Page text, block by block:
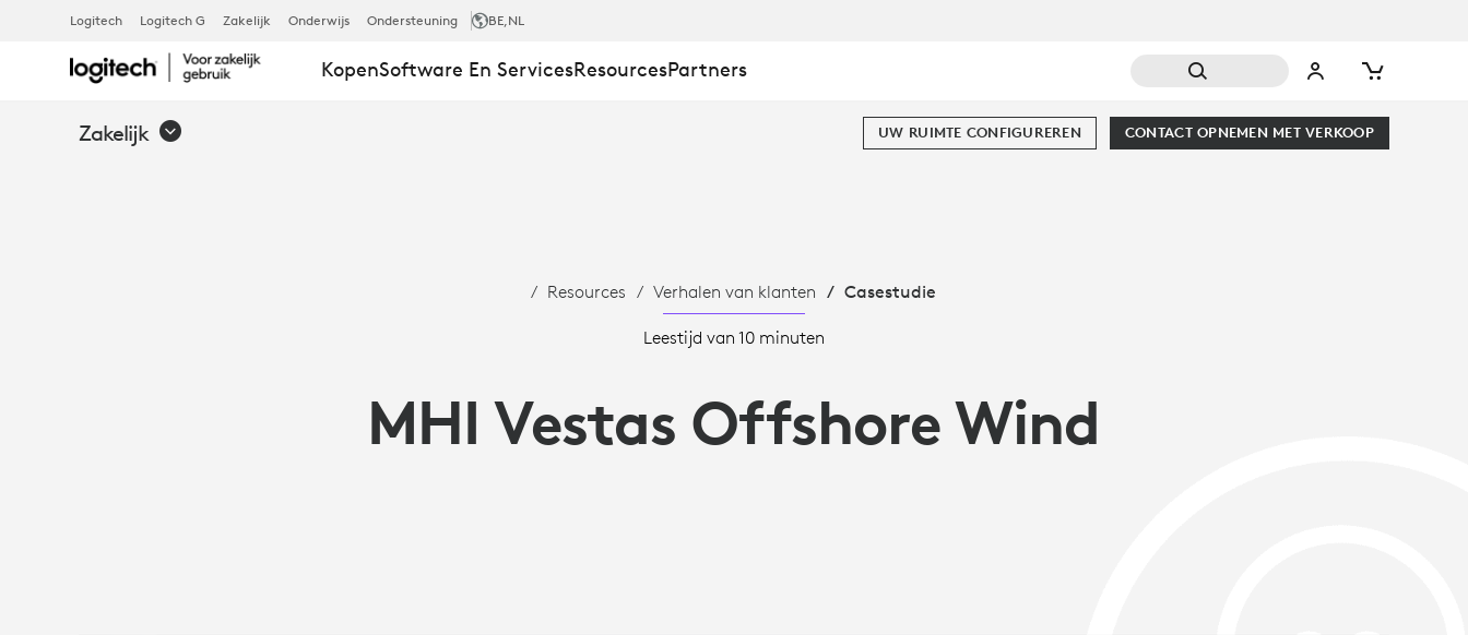
MHI
VESTAS
LOGITECH-
Logitech Logitech G Zakelijk Onderwijs Ondersteuning BE,NL
KopenSoftware En ServicesResourcesPartners
Zakelijk CONTACT OPNEMEN MET VERKOOP
UW RUIMTE CONFIGUREREN
Resources Verhalen van klanten Casestudie
Leestijd van 10 minuten
MHI Vestas Offshore Wind